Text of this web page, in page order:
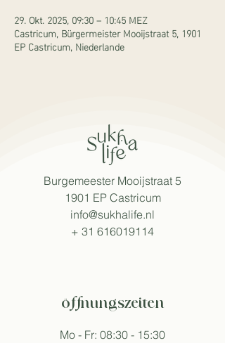
29. Okt. 2025, 09:30 – 10:45 MEZ
Castricum, Bürgermeister Mooijstraat 5, 1901
EP Castricum, Niederlande
Burgemeester Mooijstraat 5
1901 EP Castricum
info@sukhalife.nl
+ 31 616019114
öffnungszeiten
Mo - Fr: 08:30 - 15:30